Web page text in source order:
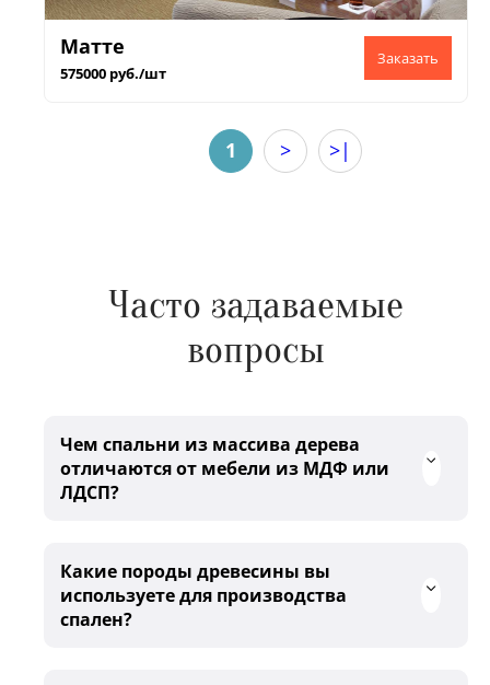
Матте
575000 руб./шт
1 > >|
Часто задаваемые
вопросы
Чем спальни из массива дерева
отличаются от мебели из МДФ или
ЛДСП?
Какие породы древесины вы
используете для производства
спален?